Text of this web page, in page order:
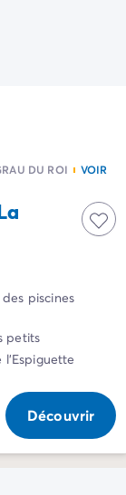
DU ROI
VOIR
piscines
petits
l'Espiguette
Découvrir